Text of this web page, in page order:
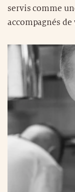
servis comme
accompagnés